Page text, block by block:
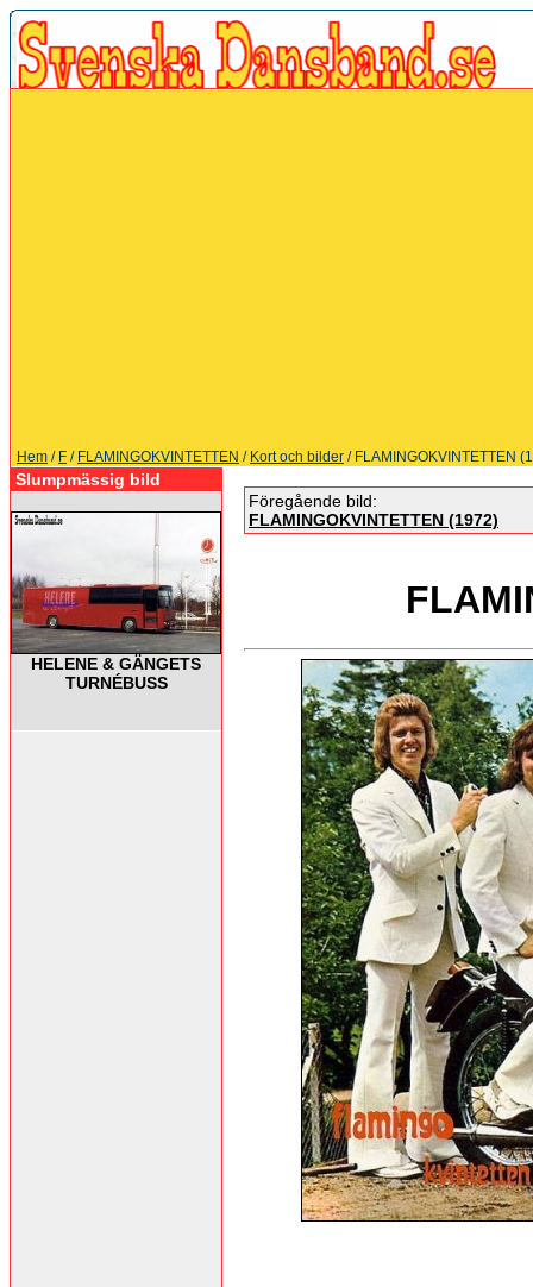
Hem / F / FLAMINGOKVINTETTEN / Kort och bilder / FLAMINGOKVINTETTEN
Slumpmässig bild
HELENE & GÄNGETS
TURNÉBUSS
Föregående bild:
FLAMINGOKVINTETTEN (1972)